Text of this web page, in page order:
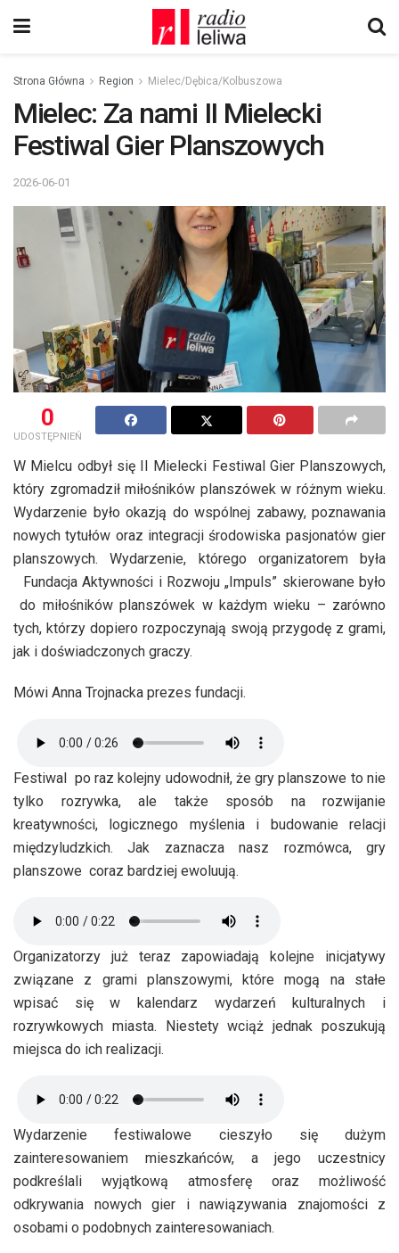
Strona Główna Region Mielec/Dębica/Kolbuszowa
Mielec: Za nami II Mielecki
Festiwal Gier Planszowych
2026-06-01
0
UDOSTĘPNIEŃ
W Mielcu odbył się II Mielecki Festiwal Gier Planszowych,
który zgromadził miłośników planszówek w różnym wieku.
Wydarzenie było okazją do wspólnej zabawy, poznawania
nowych tytułów oraz integracji środowiska pasjonatów gier
planszowych. Wydarzenie, którego organizatorem była
Fundacja Aktywności i Rozwoju „Impuls” skierowane było
do miłośników planszówek w każdym wieku – zarówno
tych, którzy dopiero rozpoczynają swoją przygodę z grami,
jak i doświadczonych graczy.
Mówi Anna Trojnacka prezes fundacji.
Festiwal po raz kolejny udowodnił, że gry planszowe to nie
tylko rozrywka, ale także sposób na rozwijanie
kreatywności, logicznego myślenia i budowanie relacji
międzyludzkich. Jak zaznacza nasz rozmówca, gry
planszowe coraz bardziej ewoluują.
Organizatorzy już teraz zapowiadają kolejne inicjatywy
związane z grami planszowymi, które mogą na stałe
wpisać się w kalendarz wydarzeń kulturalnych i
rozrywkowych miasta. Niestety wciąż jednak poszukują
miejsca do ich realizacji.
Wydarzenie festiwalowe cieszyło się dużym
zainteresowaniem mieszkańców, a jego uczestnicy
podkreślali wyjątkową atmosferę oraz możliwość
odkrywania nowych gier i nawiązywania znajomości z
osobami o podobnych zainteresowaniach.